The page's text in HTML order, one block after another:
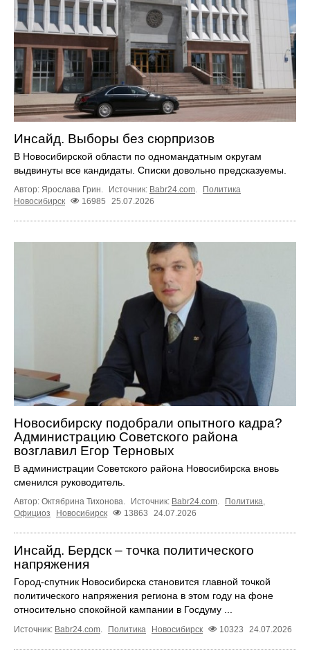
Инсайд. Выборы без сюрпризов
В Новосибирской области по одномандатным округам
выдвинуты все кандидаты. Списки довольно предсказуемы.
Автор: Ярослава Грин. Источник: Babr24.com.
Политика
Новосибирск
16985 25.07.2026
Новосибирску подобрали опытного кадра?
Администрацию Советского района
возглавил Егор Терновых
В администрации Советского района Новосибирска вновь
сменился руководитель.
Автор: Октябрина Тихонова. Источник: Babr24.com. Политика,
Официоз
Новосибирск 13863 24.07.2026
Инсайд. Бердск – точка политического
напряжения
Город-спутник Новосибирска становится главной точкой
политического напряжения региона в этом году на фоне
относительно спокойной кампании в Госдуму ...
Источник: Babr24.com. Политика Новосибирск 10323 24.07.2026